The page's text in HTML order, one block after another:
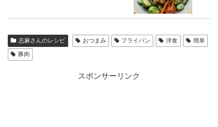
志麻さんのレシピ おつまみ フライパン 洋食
簡単
豚肉
スポンサーリンク